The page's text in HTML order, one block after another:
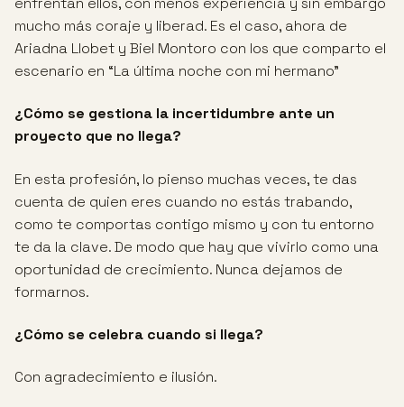
mucho más coraje y liberad. Es el caso, ahora de
Ariadna Llobet y Biel Montoro con los que comparto el
escenario en “La última noche con mi hermano”
¿Cómo se gestiona la incertidumbre ante un
proyecto que no llega?
En esta profesión, lo pienso muchas veces, te das
cuenta de quien eres cuando no estás trabando,
como te comportas contigo mismo y con tu entorno
te da la clave. De modo que hay que vivirlo como una
oportunidad de crecimiento. Nunca dejamos de
formarnos.
¿Cómo se celebra cuando si llega?
Con agradecimiento e ilusión.